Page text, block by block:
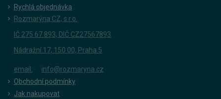
Rychlá objednávka
Rozmarýna CZ, s.r.o.
IČ 275 67 893, DIČ CZ27567893
Nádražní 17, 150 00, Praha 5
email:
info@rozmaryna.cz
Obchodní podmínky
Jak nakupovat